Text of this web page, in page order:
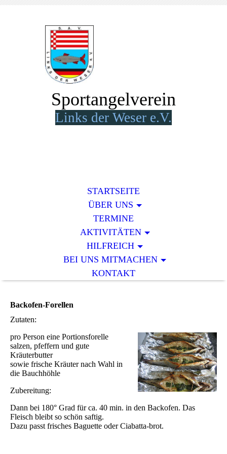
Sportangelverein
Links der Weser e.V.
STARTSEITE
ÜBER UNS
TERMINE
AKTIVITÄTEN
HILFREICH
BEI UNS MITMACHEN
KONTAKT
Backofen-Forellen
Zutaten:
pro Person eine Portionsforelle
salzen, pfeffern und gute
Kräuterbutter
sowie frische Kräuter nach Wahl in
die Bauchhöhle
Zubereitung:
Dann bei 180° Grad für ca. 40 min. in den Backofen. Das
Fleisch bleibt so schön saftig.
Dazu passt frisches Baguette oder Ciabatta-brot.